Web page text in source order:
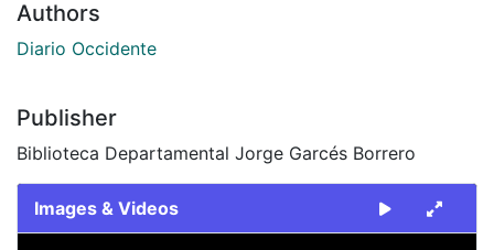
Authors
Diario Occidente
Publisher
Biblioteca Departamental Jorge Garcés Borrero
Images & Videos